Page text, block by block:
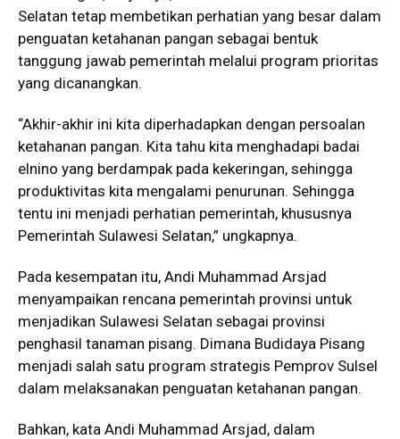
Selatan tetap membetikan perhatian yang besar dalam
penguatan ketahanan pangan sebagai bentuk
tanggung jawab pemerintah melalui program prioritas
yang dicanangkan.
“Akhir-akhir ini kita diperhadapkan dengan persoalan
ketahanan pangan. Kita tahu kita menghadapi badai
elnino yang berdampak pada kekeringan, sehingga
produktivitas kita mengalami penurunan. Sehingga
tentu ini menjadi perhatian pemerintah, khususnya
Pemerintah Sulawesi Selatan,” ungkapnya.
Pada kesempatan itu, Andi Muhammad Arsjad
menyampaikan rencana pemerintah provinsi untuk
menjadikan Sulawesi Selatan sebagai provinsi
penghasil tanaman pisang. Dimana Budidaya Pisang
menjadi salah satu program strategis Pemprov Sulsel
dalam melaksanakan penguatan ketahanan pangan.
Bahkan, kata Andi Muhammad Arsjad, dalam